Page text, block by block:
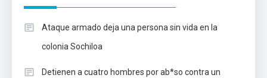
Ataque armado deja una persona sin vida en la
colonia Sochiloa
Detienen a cuatro hombres por ab*so contra un